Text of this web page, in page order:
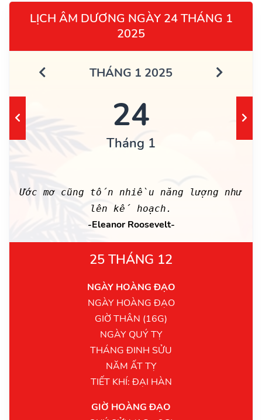
LỊCH ÂM DƯƠNG NGÀY 24 THÁNG 1
2025
THÁNG 1 2025
24
Tháng 1
Ước mơ cũng tốn nhiều năng lượng như
lên kế hoạch.
-Eleanor Roosevelt-
25 THÁNG 12
NGÀY HOÀNG ĐẠO
NGÀY HOÀNG ĐẠO
GIỜ THÂN (16G)
NGÀY QUÝ TỴ
THÁNG ĐINH SỬU
NĂM ẤT TỴ
TIẾT KHÍ: ĐẠI HÀN
GIỜ HOÀNG ĐẠO